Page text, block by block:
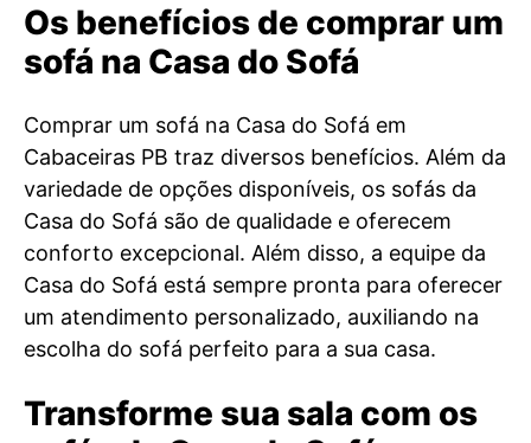
Os benefícios de comprar um
sofá na Casa do Sofá
Comprar um sofá na Casa do Sofá em
Cabaceiras PB traz diversos benefícios. Além da
variedade de opções disponíveis, os sofás da
Casa do Sofá são de qualidade e oferecem
conforto excepcional. Além disso, a equipe da
Casa do Sofá está sempre pronta para oferecer
um atendimento personalizado, auxiliando na
escolha do sofá perfeito para a sua casa.
Transforme sua sala com os